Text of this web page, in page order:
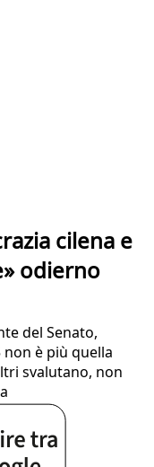
cilena e
odierno
del Senato,
è più quella
svalutano, non